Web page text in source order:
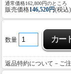
通常価格162,800円のところ
販売価格146,520円(税込)
数量
返品特約について－ご